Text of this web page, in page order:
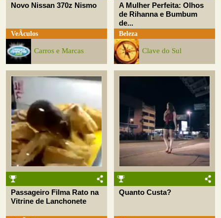
Novo Nissan 370z Nismo
VeÃ­culos
Carros e Marcas
A Mulher Perfeita: Olhos
de Rihanna e Bumbum
de...
Beleza
Clave do Sul
Passageiro Filma Rato na
Vitrine de Lanchonete
Quanto Custa?